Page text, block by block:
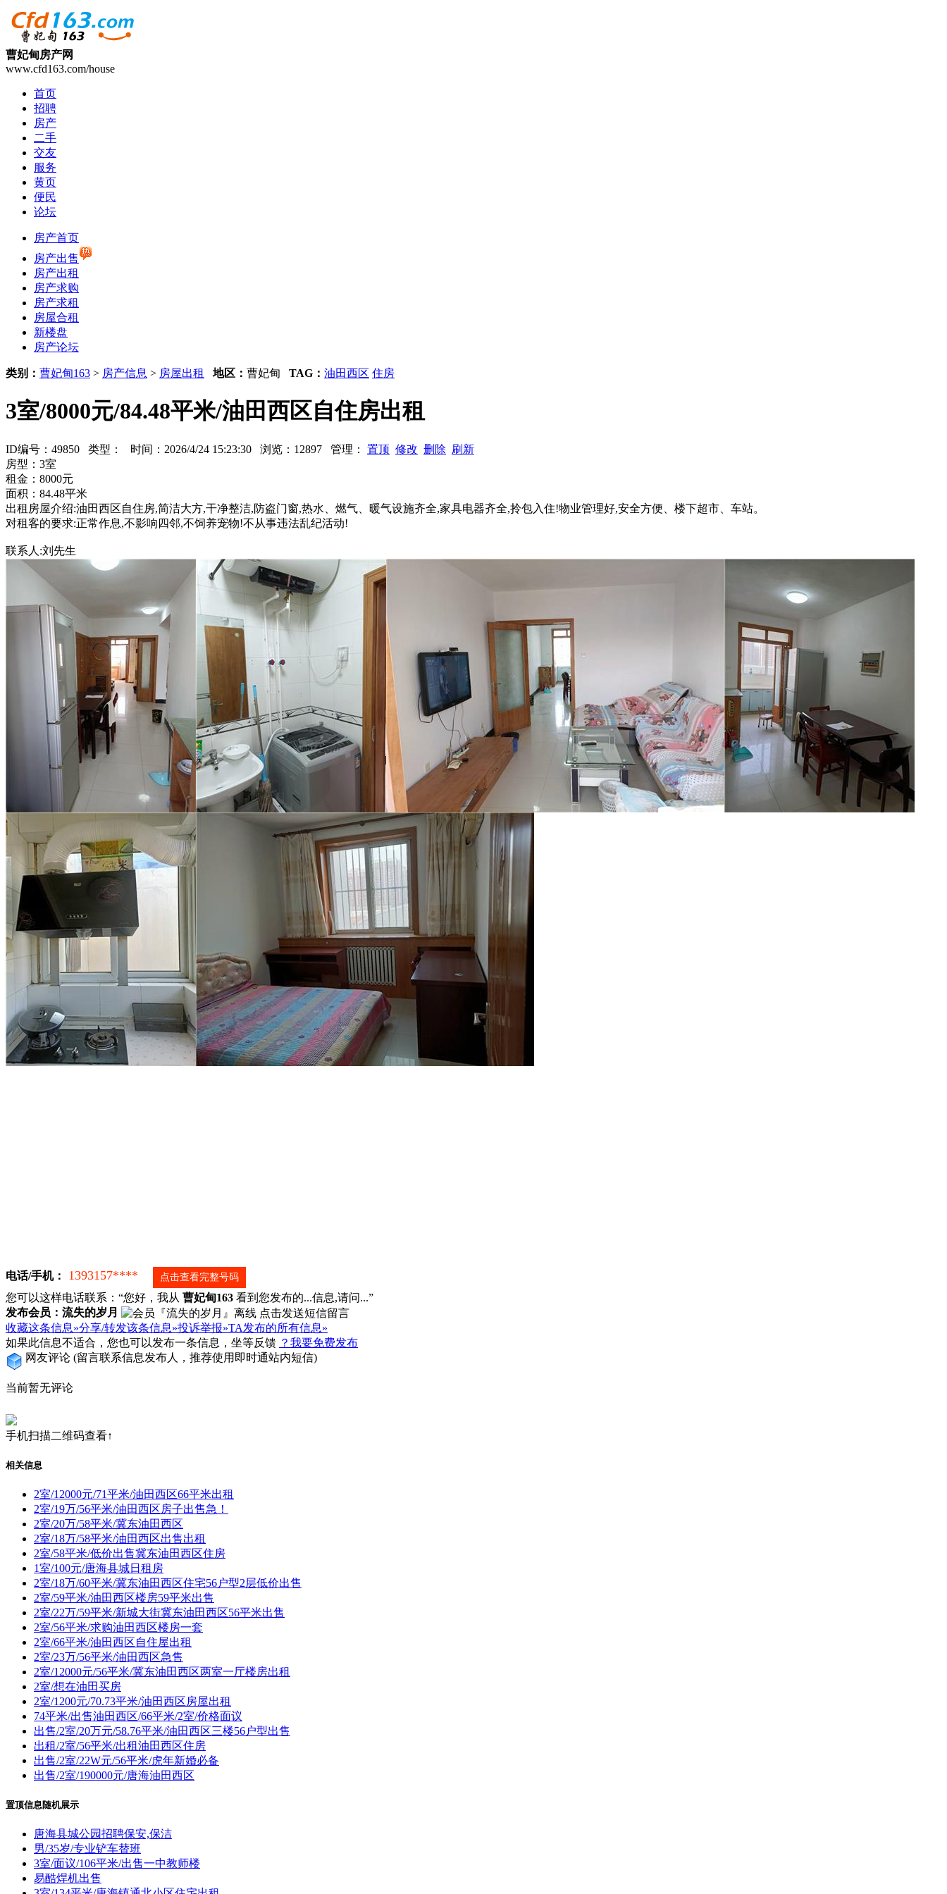
曹妃甸房产网
www.cfd163.com/house
首页
招聘
房产
二手
交友
服务
黄页
便民
论坛
房产首页
房产出售
房产出租
房产求购
房产求租
房屋合租
新楼盘
房产论坛
类别： 曹妃甸163 > 房产信息 > 房屋出租 地区： 曹妃甸 TAG： 油田西区 住房
3室/8000元/84.48平米/油田西区自住房出租
ID编号：49850 类型： 时间：2026/4/24 15:23:30 浏览：12897 管理： 置顶 修改 删除 刷新
房型：3室
租金：8000元
面积：84.48平米
出租房屋介绍:油田西区自住房,简洁大方,干净整洁,防盗门窗,热水、燃气、暖气设施齐全,家具电器齐全,拎包入住!物业管理好,安全方便、楼下超市、车站。
对租客的要求:正常作息,不影响四邻,不饲养宠物!不从事违法乱纪活动!
联系人:刘先生
电话/手机： 1393157**** 点击查看完整号码
您可以这样电话联系：“您好，我从 曹妃甸163 看到您发布的...信息,请问...”
发布会员：流失的岁月
收藏这条信息»分享/转发该条信息»投诉举报»TA发布的所有信息»
如果此信息不适合，您也可以发布一条信息，坐等反馈 ？我要免费发布
网友评论 (留言联系信息发布人，推荐使用即时通站内短信)
当前暂无评论
手机扫描二维码查看↑
相关信息
2室/12000元/71平米/油田西区66平米出租
2室/19万/56平米/油田西区房子出售急！
2室/20万/58平米/冀东油田西区
2室/18万/58平米/油田西区出售出租
2室/58平米/低价出售冀东油田西区住房
1室/100元/唐海县城日租房
2室/18万/60平米/冀东油田西区住宅56户型2层低价出售
2室/59平米/油田西区楼房59平米出售
2室/22万/59平米/新城大街冀东油田西区56平米出售
2室/56平米/求购油田西区楼房一套
2室/66平米/油田西区自住屋出租
2室/23万/56平米/油田西区急售
2室/12000元/56平米/冀东油田西区两室一厅楼房出租
2室/想在油田买房
2室/1200元/70.73平米/油田西区房屋出租
74平米/出售油田西区/66平米/2室/价格面议
出售/2室/20万元/58.76平米/油田西区三楼56户型出售
出租/2室/56平米/出租油田西区住房
出售/2室/22W元/56平米/虎年新婚必备
出售/2室/190000元/唐海油田西区
置顶信息随机展示
唐海县城公园招聘保安,保洁
男/35岁/专业铲车替班
3室/面议/106平米/出售一中教师楼
易酷焊机出售